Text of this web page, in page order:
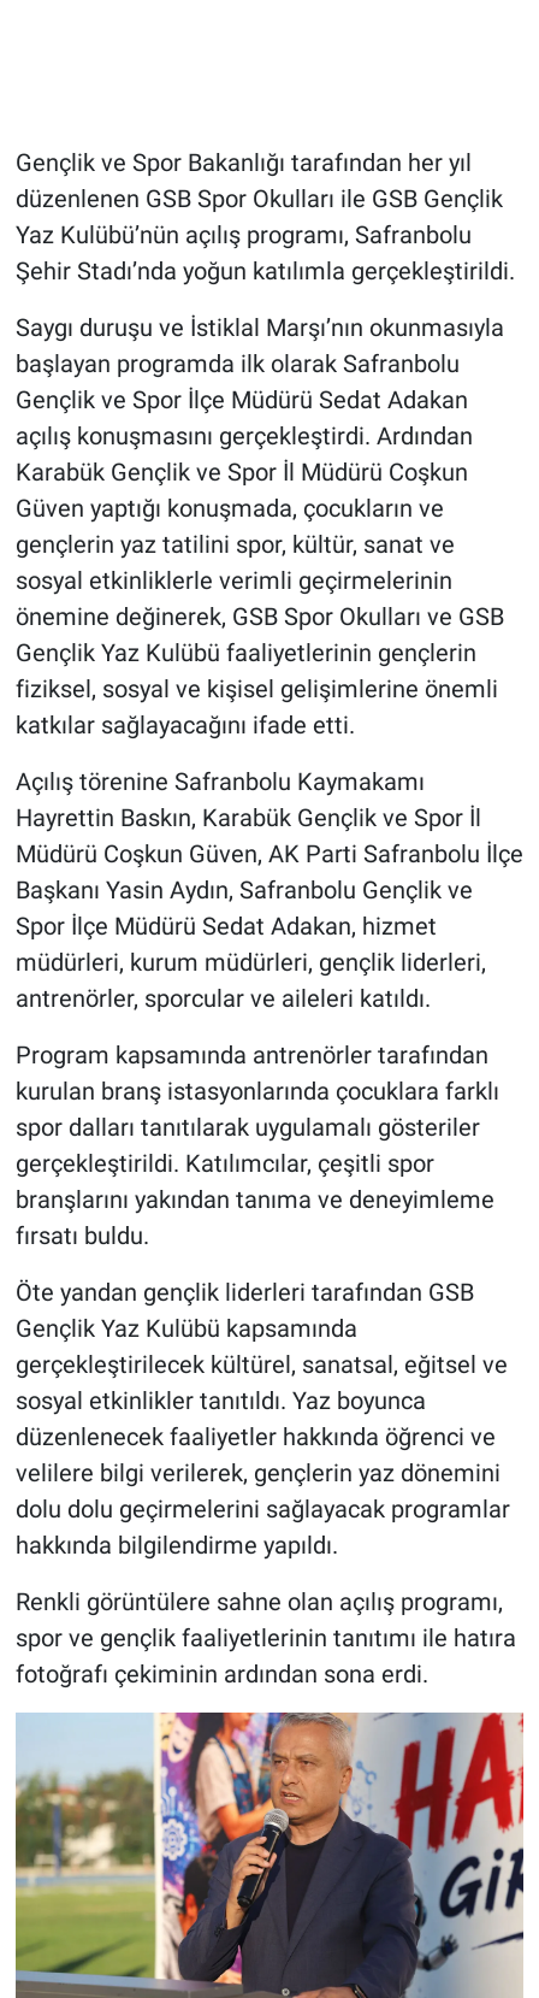
Gençlik ve Spor Bakanlığı tarafından her yıl
düzenlenen GSB Spor Okulları ile GSB Gençlik
Yaz Kulübü’nün açılış programı, Safranbolu
Şehir Stadı’nda yoğun katılımla gerçekleştirildi.
Saygı duruşu ve İstiklal Marşı’nın okunmasıyla
başlayan programda ilk olarak Safranbolu
Gençlik ve Spor İlçe Müdürü Sedat Adakan
açılış konuşmasını gerçekleştirdi. Ardından
Karabük Gençlik ve Spor İl Müdürü Coşkun
Güven yaptığı konuşmada, çocukların ve
gençlerin yaz tatilini spor, kültür, sanat ve
sosyal etkinliklerle verimli geçirmelerinin
önemine değinerek, GSB Spor Okulları ve GSB
Gençlik Yaz Kulübü faaliyetlerinin gençlerin
fiziksel, sosyal ve kişisel gelişimlerine önemli
katkılar sağlayacağını ifade etti.
Açılış törenine Safranbolu Kaymakamı
Hayrettin Baskın, Karabük Gençlik ve Spor İl
Müdürü Coşkun Güven, AK Parti Safranbolu İlçe
Başkanı Yasin Aydın, Safranbolu Gençlik ve
Spor İlçe Müdürü Sedat Adakan, hizmet
müdürleri, kurum müdürleri, gençlik liderleri,
antrenörler, sporcular ve aileleri katıldı.
Program kapsamında antrenörler tarafından
kurulan branş istasyonlarında çocuklara farklı
spor dalları tanıtılarak uygulamalı gösteriler
gerçekleştirildi. Katılımcılar, çeşitli spor
branşlarını yakından tanıma ve deneyimleme
fırsatı buldu.
Öte yandan gençlik liderleri tarafından GSB
Gençlik Yaz Kulübü kapsamında
gerçekleştirilecek kültürel, sanatsal, eğitsel ve
sosyal etkinlikler tanıtıldı. Yaz boyunca
düzenlenecek faaliyetler hakkında öğrenci ve
velilere bilgi verilerek, gençlerin yaz dönemini
dolu dolu geçirmelerini sağlayacak programlar
hakkında bilgilendirme yapıldı.
Renkli görüntülere sahne olan açılış programı,
spor ve gençlik faaliyetlerinin tanıtımı ile hatıra
fotoğrafı çekiminin ardından sona erdi.